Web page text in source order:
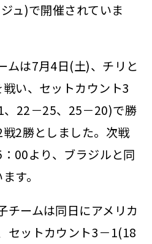
ュ)で開催されていま
ムは7月4日(土)、チリと
い、セットカウント3
22－25、25－20)で勝
2勝としました。次戦
00より、ブラジルと同
す。
チームは同日にアメリカ
セットカウント3－1(18